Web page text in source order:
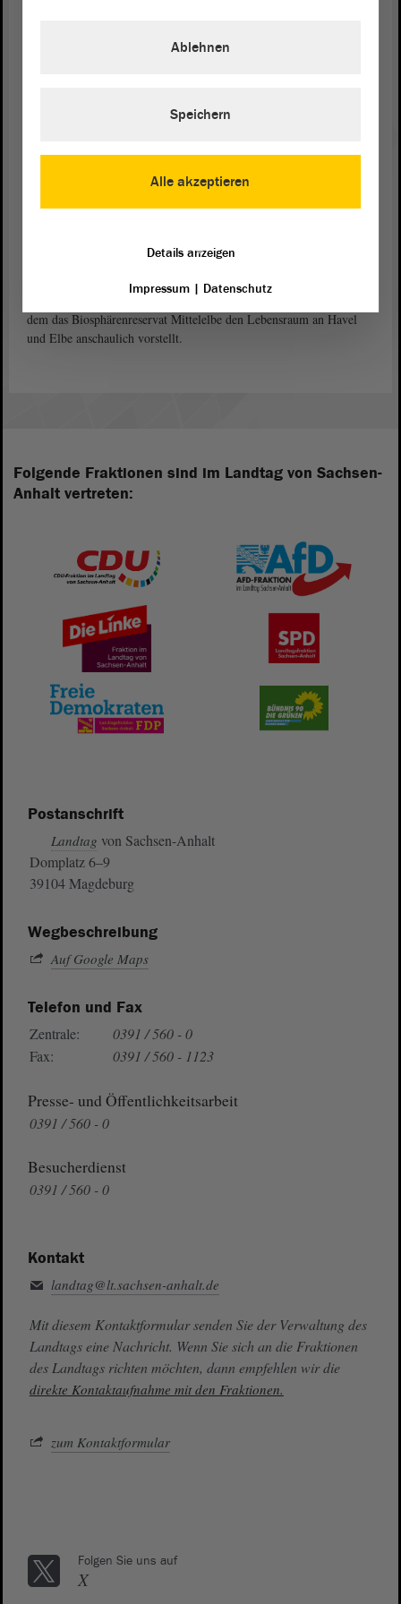
Weinberg daneben reifen zu Ehren der BUGA und in Erinnerung an
„Laubenpiepern“ einfach nur über die Schulter schauen oder sich
Eine filigrane Brücke aus Holz und Metall führt vom Domberg zum
ganz Deutschland inmitten historischer friedhofstypischer Flora
Modernes wie Bewährtes bei der Grabgestaltung zeigen. Dort wie
den anderen BUGA-Arealen der Stadt verspricht Havelberg
„Erkenntnis“, unter anderem auch im neuen „Haus der Flüsse“, in
dem das Biosphärenreservat Mittelelbe den Lebensraum an Havel
und Elbe anschaulich vorstellt.
Folgende Fraktionen sind im Landtag von Sachsen-
Anhalt vertreten:
Postanschrift
Landtag von Sachsen-Anhalt
Domplatz 6–9
39104 Magdeburg
Wegbeschreibung
Auf Google Maps
Telefon und Fax
Zentrale:
0391 / 560 - 0
Fax:
0391 / 560 - 1123
Presse- und Öffentlichkeitsarbeit
0391 / 560 - 0
Besucherdienst
0391 / 560 - 0
Kontakt
landtag@lt.sachsen-anhalt.de
Mit diesem Kontaktformular senden Sie der Verwaltung des
Landtags eine Nachricht. Wenn Sie sich an die Fraktionen
des Landtags richten möchten, dann empfehlen wir die
direkte Kontaktaufnahme mit den Fraktionen.
zum Kontaktformular
Folgen Sie uns auf
X
Alle akzeptieren
Ablehnen
Speichern
Details anzeigen
Impressum| Datenschutz